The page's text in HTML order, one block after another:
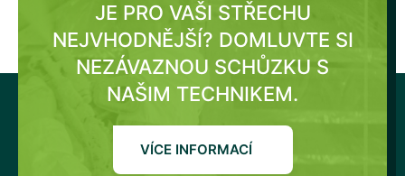
JE PRO VAŠI STŘECHU
NEJVHODNĚJŠÍ? DOMLUVTE SI
NEZÁVAZNOU SCHŮZKU S
NAŠIM TECHNIKEM.
VÍCE INFORMACÍ